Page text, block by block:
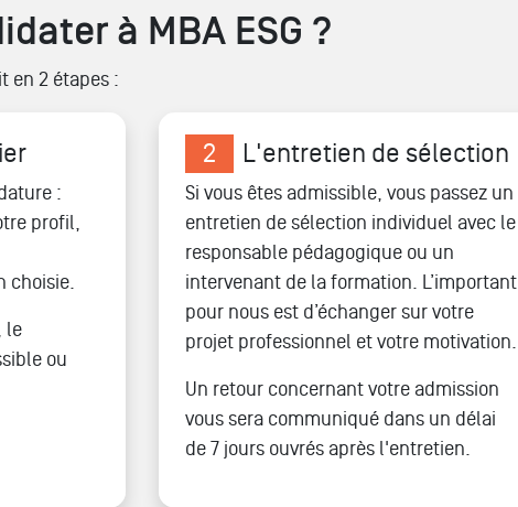
à MBA ESG ?
en 2 étapes :
:
profil,
choisie.
le
ou
2 L'entretien de sélection
Si vous êtes admissible, vous passez un
entretien de sélection individuel avec le
responsable pédagogique ou un
intervenant de la formation. L’important
pour nous est d’échanger sur votre
projet professionnel et votre motivation.
Un retour concernant votre admission
vous sera communiqué dans un délai
de 7 jours ouvrés après l'entretien.